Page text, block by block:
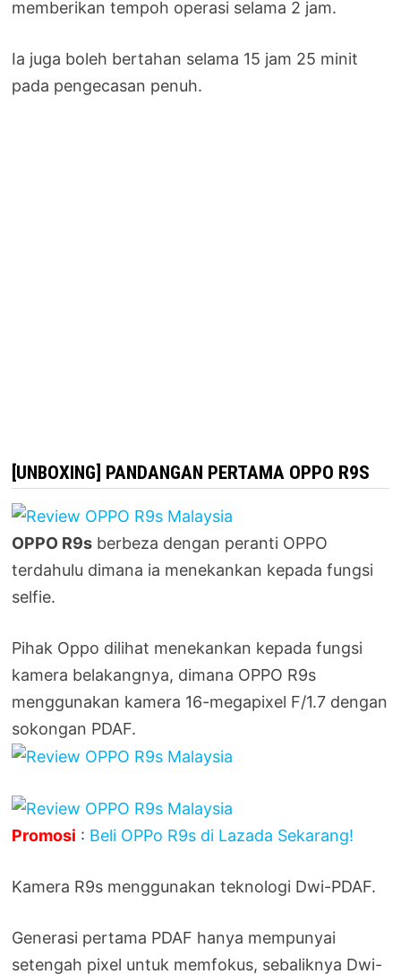
memberikan tempoh operasi selama 2 jam.
Ia juga boleh bertahan selama 15 jam 25 minit
pada pengecasan penuh.
[UNBOXING] PANDANGAN PERTAMA OPPO R9S
OPPO R9s berbeza dengan peranti OPPO
terdahulu dimana ia menekankan kepada fungsi
selfie.
Pihak Oppo dilihat menekankan kepada fungsi
kamera belakangnya, dimana OPPO R9s
menggunakan kamera 16-megapixel F/1.7 dengan
sokongan PDAF.
Promosi : Beli OPPo R9s di Lazada Sekarang!
Kamera R9s menggunakan teknologi Dwi-PDAF.
Generasi pertama PDAF hanya mempunyai
setengah pixel untuk memfokus, sebaliknya Dwi-